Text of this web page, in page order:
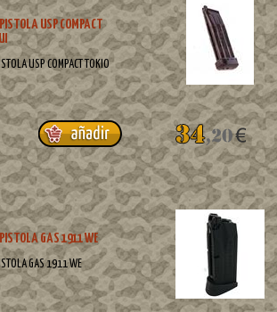
USP COMPACT
USP COMPACT TOKIO
GAS 1911 WE
GAS 1911 WE